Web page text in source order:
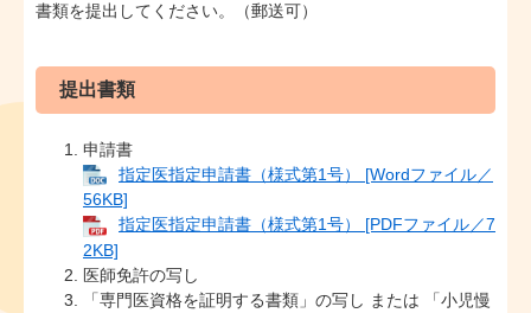
書類を提出してください。（郵送可）
提出書類
申請書
指定医指定申請書（様式第1号） [Wordファイル／
56KB]
指定医指定申請書（様式第1号） [PDFファイル／7
2KB]
医師免許の写し
「専門医資格を証明する書類」の写し または 「小児慢